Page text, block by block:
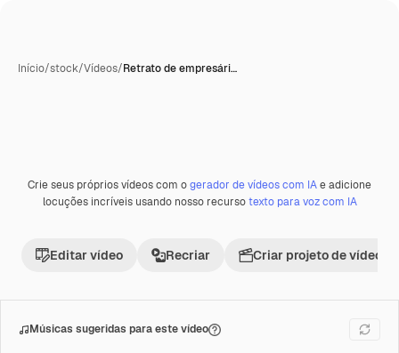
Início/stock/Vídeos/Retrato de empresári…
Crie seus próprios vídeos com ogerador de vídeos com IAe adicione
locuções incríveis usando nosso recursotexto para voz com IA
Editar vídeo Recriar Criar projeto de vídeo
Músicas sugeridas para este vídeo